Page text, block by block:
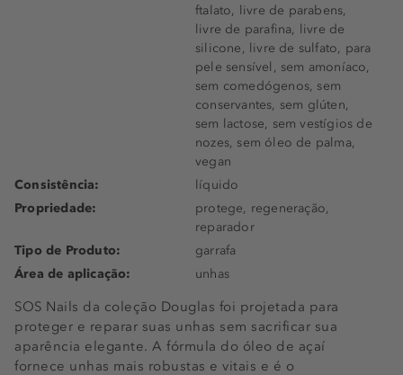
SOS Nails da coleção Douglas foi projetada para
proteger e reparar suas unhas sem sacrificar sua
aparência elegante. A fórmula do óleo de açaí
fornece unhas mais robustas e vitais e é o
ftalato, livre de parabens,
livre de parafina, livre de
silicone, livre de sulfato, para
pele sensível, sem amoníaco,
sem comedógenos, sem
conservantes, sem glúten,
sem lactose, sem vestígios de
nozes, sem óleo de palma,
vegan
Consistência:
líquido
Propriedade:
protege, regeneração,
reparador
Tipo de Produto:
garrafa
Área de aplicação:
unhas